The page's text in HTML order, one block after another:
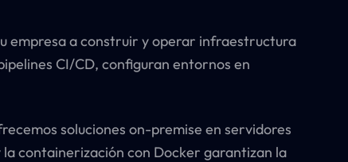
empresa a construir y operar infraestructura
CI/CD, configuran entornos en
soluciones on-premise en servidores
containerización con Docker garantizan la